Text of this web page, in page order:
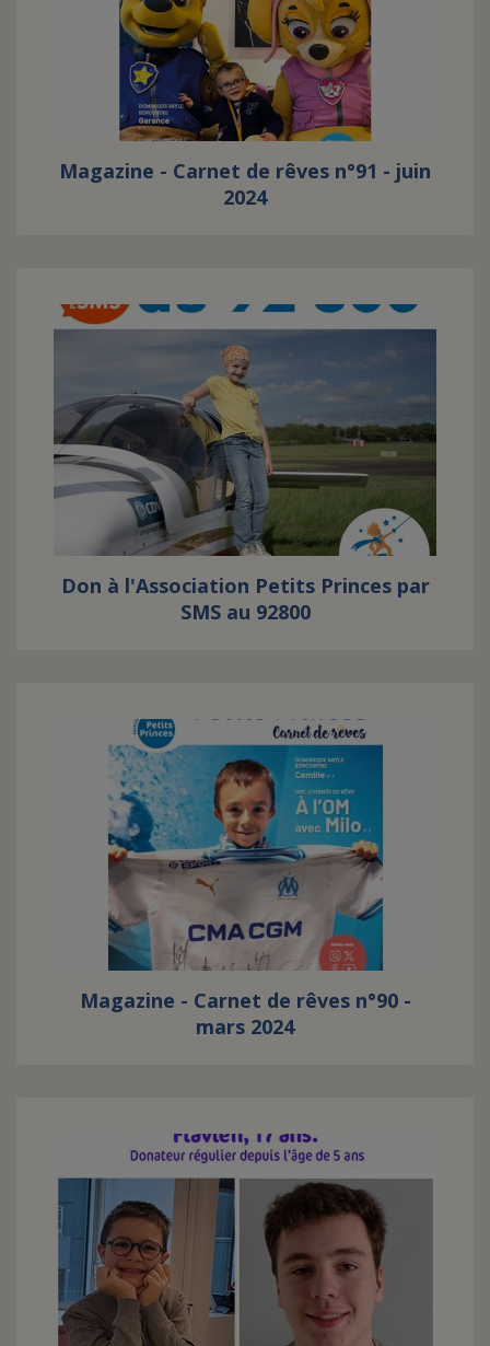
FAIRE UN DON
ASSURANCE VIE/LEGS
ESPACE PRESSE
Magazine - Carnet de rêves n°91 - juin
2024
Don à l'Association Petits Princes par
SMS au 92800
Magazine - Carnet de rêves n°90 -
mars 2024